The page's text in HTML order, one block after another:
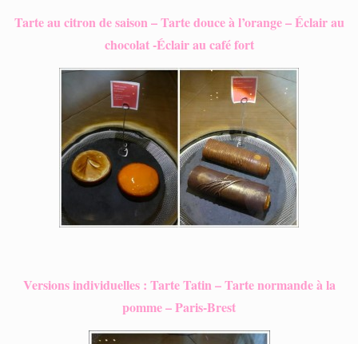
Tarte au citron de saison – Tarte douce à l’orange – Éclair au
chocolat -Éclair au café fort
Versions individuelles : Tarte Tatin – Tarte normande à la
pomme – Paris-Brest